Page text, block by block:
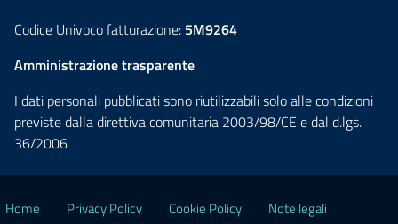
Codice Univoco fatturazione: 5M9264
Amministrazione trasparente
I dati personali pubblicati sono riutilizzabili solo alle condizioni
previste dalla direttiva comunitaria 2003/98/CE e dal d.lgs.
36/2006
Home Privacy Policy Cookie Policy Note legali